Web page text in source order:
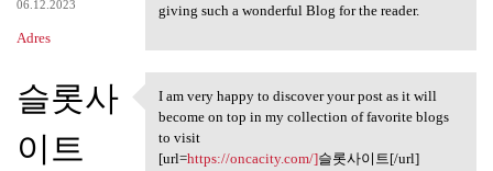
06.12.2023
Adres
giving such a wonderful Blog for the reader.
슬롯사
이트
I am very happy to discover
I am very happy to discover your post as it will
become on top in my collection of favorite blogs
to visit
[url=https://oncacity.com/]슬롯사이트[/url]